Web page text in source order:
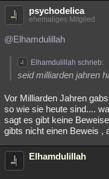
psychodelica
ehemaliges Mitglied
@Elhamdulillah
Elhamdulillah schrieb:
seid milliarden jahren
Vor Milliarden Jahren
so wie sie heute sind....
sagt es gibt keine
gibts nicht einen Beweis ,
Elhamdulillah